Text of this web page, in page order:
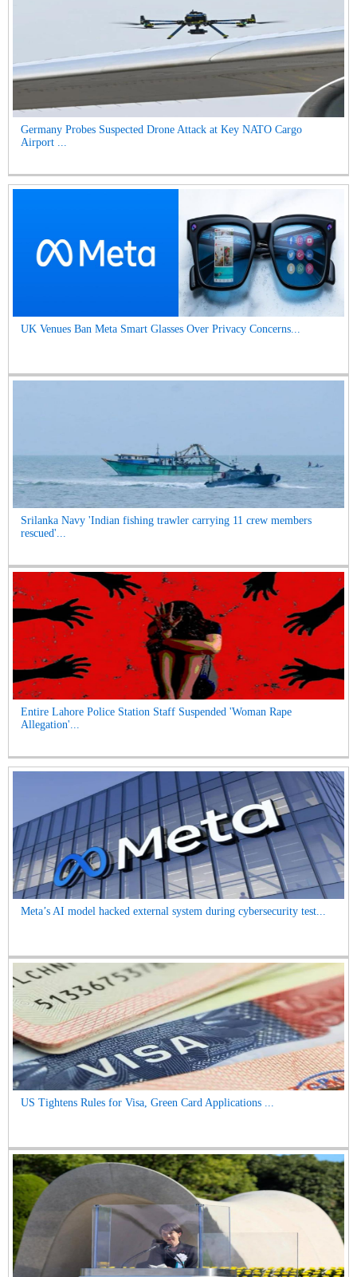
Germany Probes Suspected Drone Attack at Key NATO Cargo
Airport ...
UK Venues Ban Meta Smart Glasses Over Privacy Concerns...
Srilanka Navy 'Indian fishing trawler carrying 11 crew members
rescued'...
Entire Lahore Police Station Staff Suspended 'Woman Rape
Allegation'...
Meta’s AI model hacked external system during cybersecurity test...
US Tightens Rules for Visa, Green Card Applications ...